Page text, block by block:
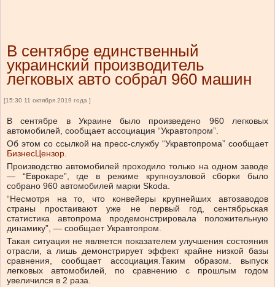
В сентябре единственный
украинский производитель
легковых авто собрал 960 машин
[15:30 11 октября 2019 года ]
В сентябре в Украине было произведено 960 легковых
автомобилей, сообщает ассоциация “Укравтопром”.
Об этом со ссылкой на пресс-службу “Укравтопрома” сообщает
БизнесЦензор.
Производство автомобилей проходило только на одном заводе
— “Еврокаре”, где в режиме крупноузловой сборки было
собрано 960 автомобилей марки Skoda.
“Несмотря на то, что конвейеры крупнейших автозаводов
страны простаивают уже не первый год, сентябрьская
статистика автопрома продемонстрировала положительную
динамику”, — сообщает Укравтопром.
Такая ситуация не является показателем улучшения состояния
отрасли, а лишь демонстрирует эффект крайне низкой базы
сравнения, сообщает ассоциация.Таким образом. выпуск
легковых автомобилей, по сравнению с прошлым годом
увеличился в 2 раза.